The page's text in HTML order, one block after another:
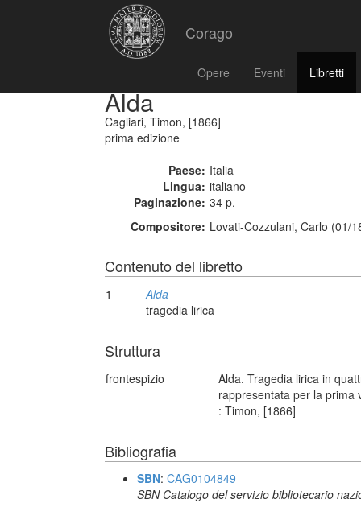
Corago
Opere Eventi Libretti
Alda
Cagliari, Timon, [1866]
prima edizione
Paese: Italia
Lingua: italiano
Paginazione: 34 p.
Compositore: Lovati-Cozzulani, Carlo (01/
Contenuto del libretto
1
Alda
tragedia lirica
Struttura
frontespizio
Alda. Tragedia lirica in
rappresentata per la prima
: Timon, [1866]
Bibliografia
SBN: CAG0104849
SBN Catalogo del servizio bibliotecario